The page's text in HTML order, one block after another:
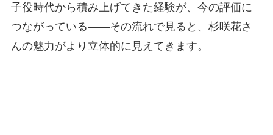
子役時代から積み上げてきた経験が、今の評価に
つながっている――その流れで見ると、杉咲花さ
んの魅力がより立体的に見えてきます。